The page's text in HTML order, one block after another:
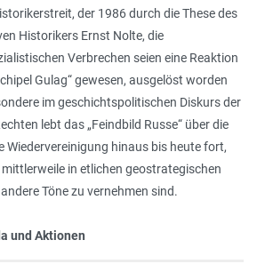
der 1986 durch die These des
Historikers Ernst Nolte, die
Verbrechen seien eine Reaktion
Gulag“ gewesen, ausgelöst worden
im geschichtspolitischen Diskurs der
lebt das „Feindbild Russe“ über die
Wiedervereinigung hinaus bis heute fort,
in etlichen geostrategischen
Töne zu vernehmen sind.
und Aktionen